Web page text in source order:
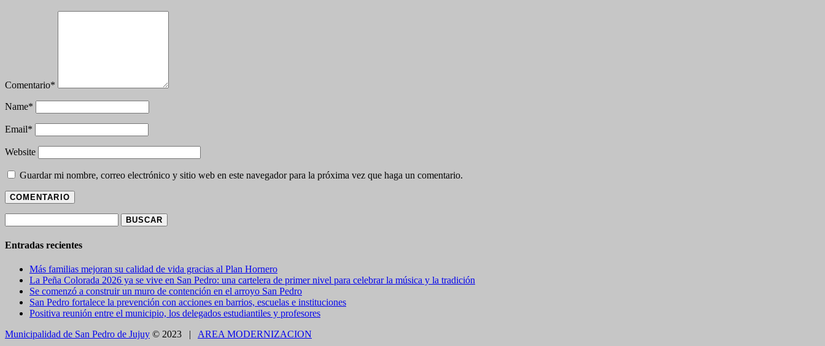
Comentario*
Name*
Email*
Website
Guardar mi nombre, correo electrónico y sitio web en este navegador para la próxima vez que haga un comentario.
Entradas recientes
Más familias mejoran su calidad de vida gracias al Plan Hornero
La Peña Colorada 2026 ya se vive en San Pedro: una cartelera de primer nivel para celebrar la música y la tradición
Se comenzó a construir un muro de contención en el arroyo San Pedro
San Pedro fortalece la prevención con acciones en barrios, escuelas e instituciones
Positiva reunión entre el municipio, los delegados estudiantiles y profesores
Municipalidad de San Pedro de Jujuy © 2023 | AREA MODERNIZACION